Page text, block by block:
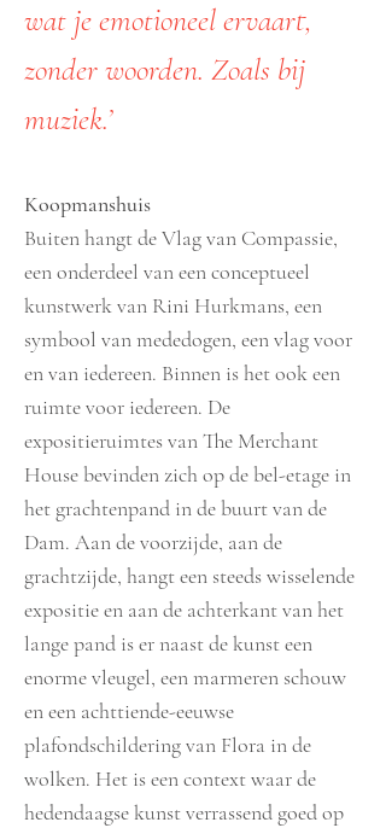
wat je emotioneel ervaart,
zonder woorden. Zoals bij
muziek.’
Koopmanshuis
Buiten hangt de Vlag van Compassie,
een onderdeel van een conceptueel
kunstwerk van Rini Hurkmans, een
symbool van mededogen, een vlag voor
en van iedereen. Binnen is het ook een
ruimte voor iedereen. De
expositieruimtes van The Merchant
House bevinden zich op de bel-etage in
het grachtenpand in de buurt van de
Dam. Aan de voorzijde, aan de
grachtzijde, hangt een steeds wisselende
expositie en aan de achterkant van het
lange pand is er naast de kunst een
enorme vleugel, een marmeren schouw
en een achttiende-eeuwse
plafondschildering van Flora in de
wolken. Het is een context waar de
hedendaagse kunst verrassend goed op